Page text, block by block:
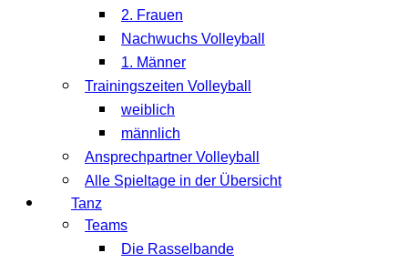
2. Frauen
Nachwuchs Volleyball
1. Männer
Trainingszeiten Volleyball
weiblich
männlich
Ansprechpartner Volleyball
Alle Spieltage in der Übersicht
Tanz
Teams
Die Rasselbande